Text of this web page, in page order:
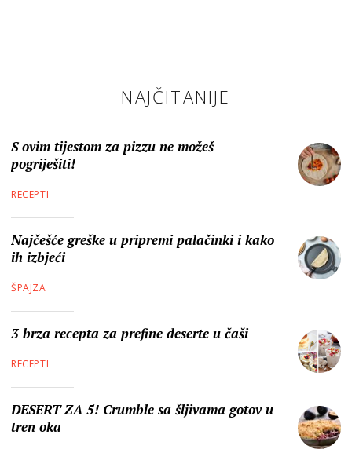
NAJČITANIJE
S ovim tijestom za pizzu ne možeš
pogriješiti!
RECEPTI
Najčešće greške u pripremi palačinki i kako
ih izbjeći
ŠPAJZA
3 brza recepta za prefine deserte u čaši
RECEPTI
DESERT ZA 5! Crumble sa šljivama gotov u
tren oka